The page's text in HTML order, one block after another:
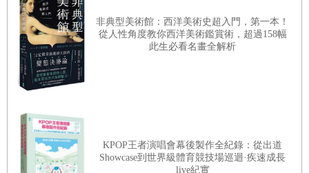
非典型美術館：西洋美術史超入門，第一本！
從人性角度教你西洋美術鑑賞術，超過158幅
此生必看名畫全解析
KPOP王者演唱會幕後製作全紀錄：從出道
Showcase到世界級體育競技場巡迴·疾速成長
live紀實